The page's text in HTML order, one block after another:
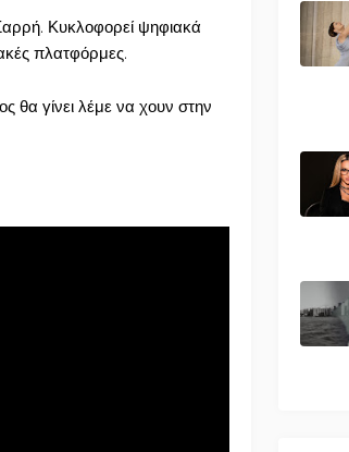
Κυκλοφορεί ψηφιακά
πλατφόρμες.
θα γίνει λέμε να χουν στην